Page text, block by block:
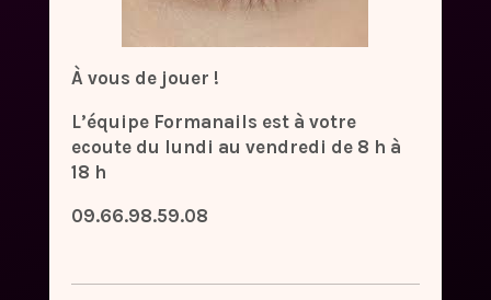
À vous de jouer !
L’équipe Formanails est à votre
ecoute du lundi au vendredi de 8 h à
18 h
09.66.98.59.08